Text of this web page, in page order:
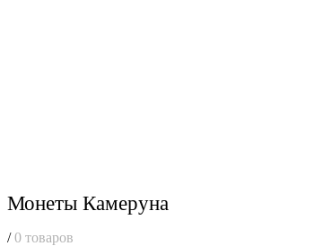
Монеты Камеруна
/ 0 товаров